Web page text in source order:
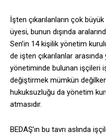
İşten çıkarılanların çok
üyesi, bunun dışında
Sen’in 14 kişilik yönetim
de işten çıkarılanlar
yönetiminde bulunan işçileri
değiştirmek mümkün
hukuksuzluğu da yönetim
atmasıdır.
BEDAŞ’ın bu tavrı aslında